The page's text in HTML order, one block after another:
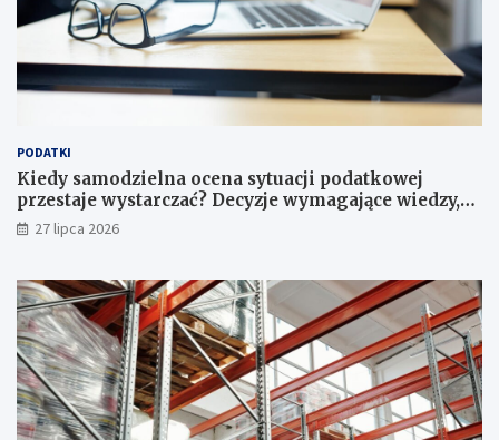
PODATKI
Kiedy samodzielna ocena sytuacji podatkowej
przestaje wystarczać? Decyzje wymagające wiedzy,
której nie zastąpi internet
27 lipca 2026